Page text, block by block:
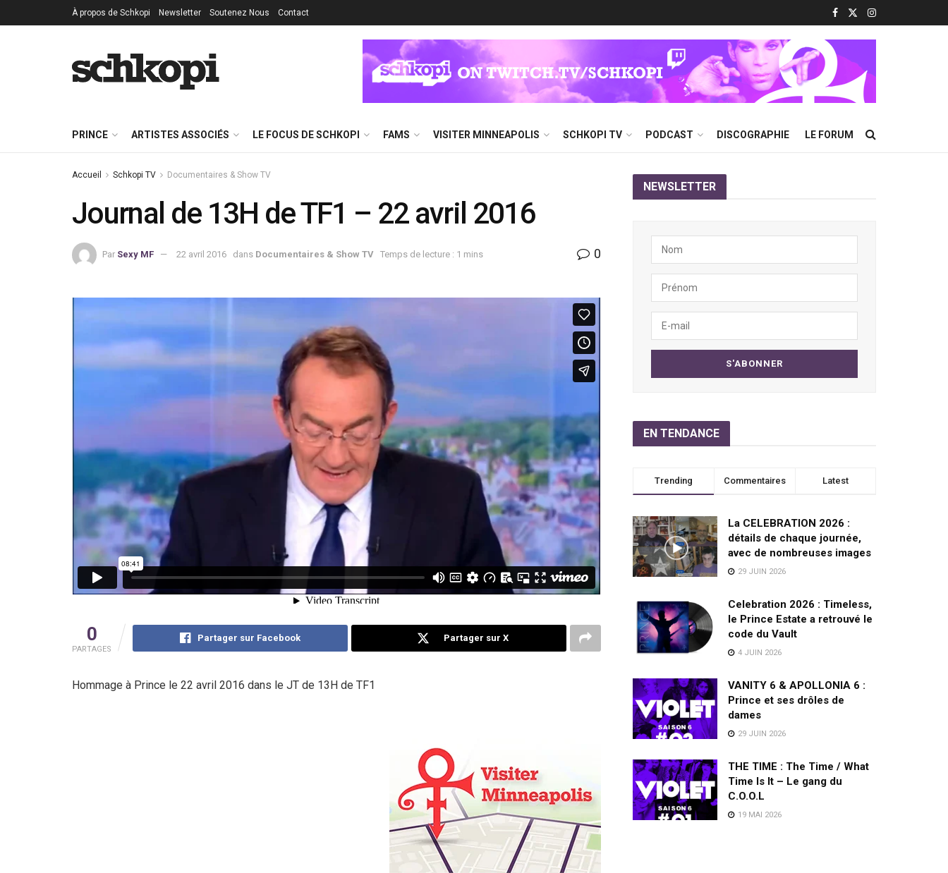
À propos de Schkopi Newsletter Soutenez Nous Contact
PRINCE ARTISTES ASSOCIÉS LE FOCUS DE SCHKOPI FAMS VISITER MINNEAPOLIS SCHKOPI TV PODCAST DISCOGRAPHIE LE FORUM
Accueil Schkopi TV Documentaires & Show TV
Journal de 13H de TF1 – 22 avril 2016
Par Sexy MF 22 avril 2016 dans Documentaires & Show TV Temps de lecture : 1 mins 0
0
PARTAGES
Partager sur Facebook Partager sur X
Hommage à Prince le 22 avril 2016 dans le JT de 13H de TF1
NEWSLETTER
EN TENDANCE
Trending Commentaires Latest
La CELEBRATION 2026 :
détails de chaque journée,
avec de nombreuses images
29 JUIN 2026
Celebration 2026 : Timeless,
le Prince Estate a retrouvé le
code du Vault
4 JUIN 2026
VANITY 6 & APOLLONIA 6 :
Prince et ses drôles de
dames
29 JUIN 2026
THE TIME : The Time / What
Time Is It – Le gang du
C.O.O.L
19 MAI 2026